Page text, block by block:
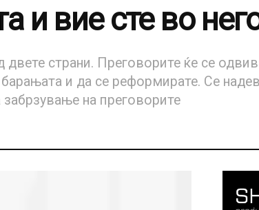
и вие сте во
страни. Преговорите ќе се
и да се реформирате. Се
на преговорите